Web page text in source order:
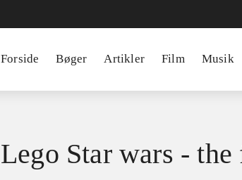
Forside Bøger Artikler Film Musik
Lego Star wars - the